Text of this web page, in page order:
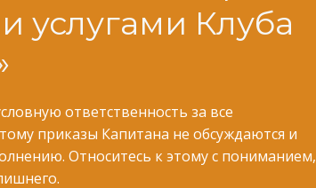
услугами Клуба
ответственность за все
приказы Капитана не обсуждаются и
Относитесь к этому с пониманием,